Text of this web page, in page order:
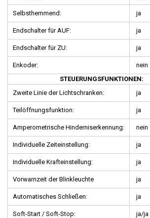
Selbsthemmend: ja
Endschalter für AUF: ja
Endschalter für ZU: ja
Enkoder:
nein
STEUERUNGSFUNKTIONEN:
Zweite Linie der Lichtschranken:
ja
Teilöffnungsfunktion: ja
Amperometrische Hinderniserkennung: nein
Individuelle Zeiteinstellung: ja
Individuelle Krafteinstellung: ja
Vorwarnzeit der Blinkleuchte ja
Automatisches Schließen: ja
Soft-Start / Soft-Stop: ja/ja